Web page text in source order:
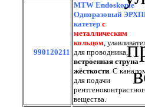
990120211
MTW Endoskopie
Одноразовый
катетер с
металлическим
кольцом,
для проводника,
встроенная струна
жёсткости. С
для подачи
вещества.